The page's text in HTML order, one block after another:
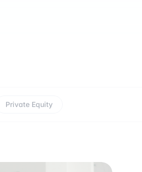
Private Equity